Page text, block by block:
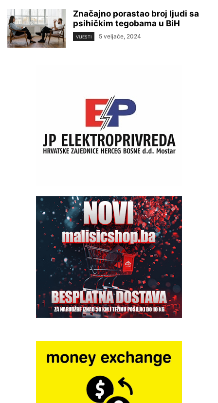
Značajno porastao broj ljudi sa
psihičkim tegobama u BiH
VIJESTI 5 veljače, 2024